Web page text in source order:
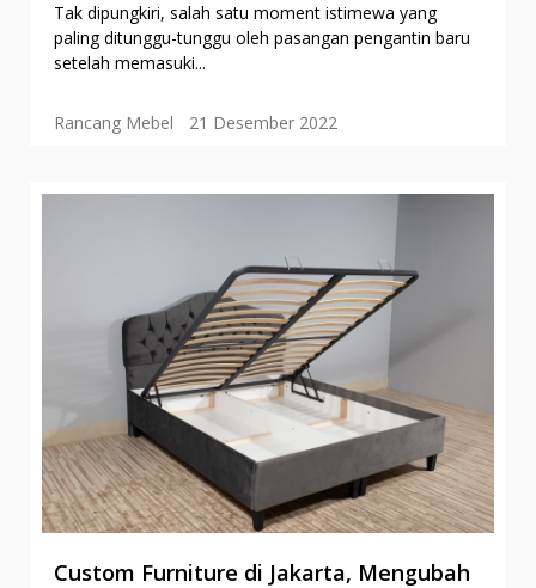
Tak dipungkiri, salah satu moment istimewa yang
paling ditunggu-tunggu oleh pasangan pengantin baru
setelah memasuki...
Rancang Mebel 21 Desember 2022
Custom Furniture di Jakarta, Mengubah